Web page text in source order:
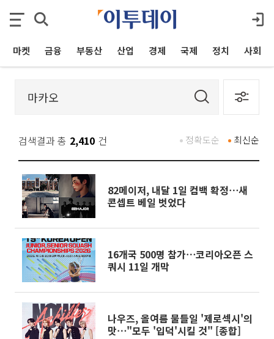
마켓 금융 부동산 산업 경제 국제 정치 사회
검색결과 총 2,410 건 최신순
정확도순
82메이저, 내달 1일 컴백 확정⋯새
콘셉트 베일 벗었다
16개국 500명 참가⋯코리아오픈 스
쿼시 11일 개막
나우즈, 올여름 물들일 '제로섹시'의
맛⋯"모두 '입덕'시킬 것" [종합]